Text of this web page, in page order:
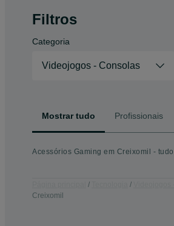
Filtros
Categoria
Videojogos - Consolas
Mostrar tudo Profissionais
Acessórios Gaming em Creixomil -
Creixomil